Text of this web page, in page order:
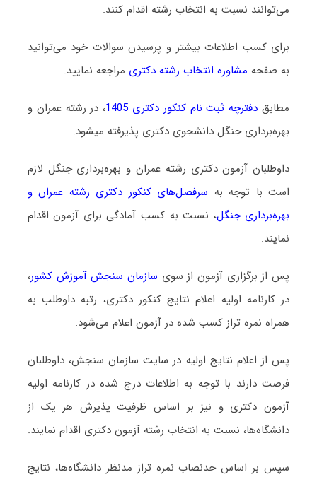
می‌توانند نسبت به انتخاب رشته اقدام کنند.
برای کسب اطلاعات بیشتر و پرسیدن سوالات خود می‌توانید
به صفحه مشاوره انتخاب رشته دکتری مراجعه نمایید.
مطابق دفترچه ثبت نام کنکور دکتری 1405
، در رشته ﻋﻤﺮان و
ﺑﻬﺮهﺑﺮداری ﺟﻨﮕﻞ دانشجوی دکتری پذیرفته میشود.
داوطلبان آزمون دکتری رشته ﻋﻤﺮان و ﺑﻬﺮهﺑﺮداری ﺟﻨﮕﻞ لازم
است با توجه به سرفصل‌های کنکور دکتری رشته ﻋﻤﺮان و
ﺑﻬﺮهﺑﺮداری ﺟﻨﮕﻞ، نسبت به کسب آمادگی برای آزمون اقدام
نمایند.
پس از برگزاری آزمون از سوی سازمان سنجش آموزش کشور،
در کارنامه اولیه اعلام نتایج کنکور دکتری، رتبه داوطلب به
همراه نمره تراز کسب شده در آزمون اعلام می‌شود.
پس از اعلام نتایج اولیه در سایت سازمان سنجش، داوطلبان
فرصت دارند با توجه به اطلاعات درج شده در کارنامه اولیه
آزمون دکتری و نیز بر اساس ظرفیت پذیرش هر یک از
دانشگاه‌ها، نسبت به انتخاب رشته آزمون دکتری اقدام نمایند.
سپس بر اساس حدنصاب نمره تراز مدنظر دانشگاه‌ها، نتایج